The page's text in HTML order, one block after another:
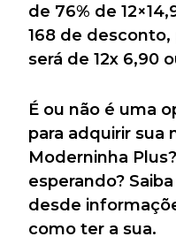
de 76% de
168 de
será de 12x 6,90
É ou não é uma
para adquirir sua
Moderninha
esperando?
desde
como ter a sua.